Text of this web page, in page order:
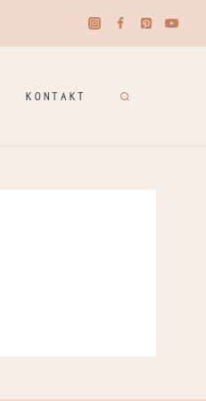
KONTAKT